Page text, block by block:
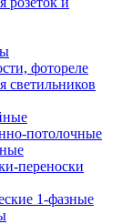
фотореле
светильников
потолочные
переноски
1-фазные